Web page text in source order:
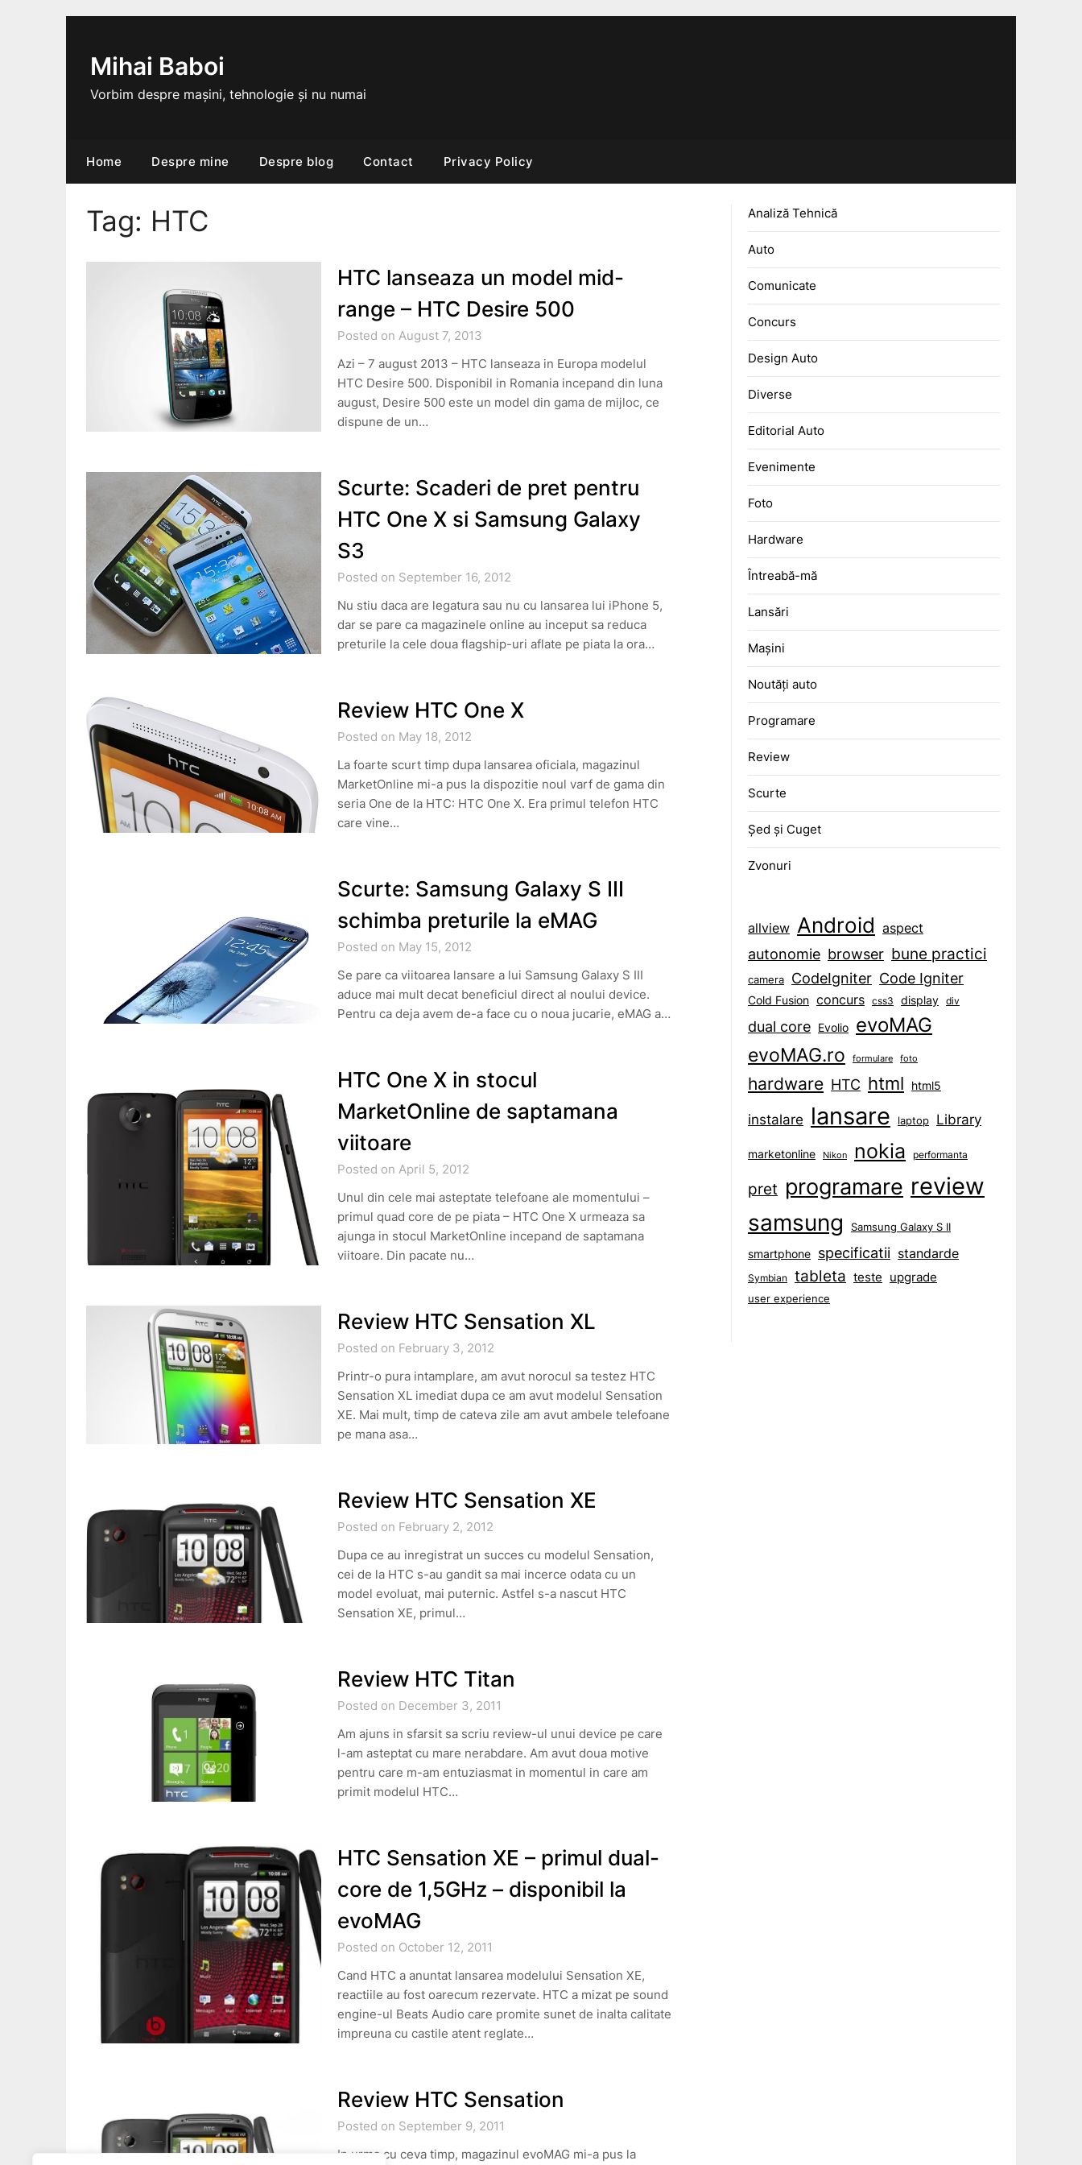
Mihai Baboi
Vorbim despre mașini, tehnologie și nu numai
Home Despre mine Despre blog Contact Privacy Policy
Tag: HTC
HTC lanseaza un model mid-
range – HTC Desire 500
Posted on August 7, 2013
Azi – 7 august 2013 – HTC lanseaza in Europa modelul
HTC Desire 500. Disponibil in Romania incepand din luna
august, Desire 500 este un model din gama de mijloc, ce
dispune de un…
Scurte: Scaderi de pret pentru
HTC One X si Samsung Galaxy
S3
Posted on September 16, 2012
Nu stiu daca are legatura sau nu cu lansarea lui iPhone 5,
dar se pare ca magazinele online au inceput sa reduca
preturile la cele doua flagship-uri aflate pe piata la ora…
Review HTC One X
Posted on May 18, 2012
La foarte scurt timp dupa lansarea oficiala, magazinul
MarketOnline mi-a pus la dispozitie noul varf de gama din
seria One de la HTC: HTC One X. Era primul telefon HTC
care vine…
Scurte: Samsung Galaxy S III
schimba preturile la eMAG
Posted on May 15, 2012
Se pare ca viitoarea lansare a lui Samsung Galaxy S III
aduce mai mult decat beneficiul direct al noului device.
Pentru ca deja avem de-a face cu o noua jucarie, eMAG a…
HTC One X in stocul
MarketOnline de saptamana
viitoare
Posted on April 5, 2012
Unul din cele mai asteptate telefoane ale momentului –
primul quad core de pe piata – HTC One X urmeaza sa
ajunga in stocul MarketOnline incepand de saptamana
viitoare. Din pacate nu…
Review HTC Sensation XL
Posted on February 3, 2012
Printr-o pura intamplare, am avut norocul sa testez HTC
Sensation XL imediat dupa ce am avut modelul Sensation
XE. Mai mult, timp de cateva zile am avut ambele telefoane
pe mana asa…
Review HTC Sensation XE
Posted on February 2, 2012
Dupa ce au inregistrat un succes cu modelul Sensation,
cei de la HTC s-au gandit sa mai incerce odata cu un
model evoluat, mai puternic. Astfel s-a nascut HTC
Sensation XE, primul…
Review HTC Titan
Posted on December 3, 2011
Am ajuns in sfarsit sa scriu review-ul unui device pe care
l-am asteptat cu mare nerabdare. Am avut doua motive
pentru care m-am entuziasmat in momentul in care am
primit modelul HTC…
HTC Sensation XE – primul dual-
core de 1,5GHz – disponibil la
evoMAG
Posted on October 12, 2011
Cand HTC a anuntat lansarea modelului Sensation XE,
reactiile au fost oarecum rezervate. HTC a mizat pe sound
engine-ul Beats Audio care promite sunet de inalta calitate
impreuna cu castile atent reglate…
Review HTC Sensation
Posted on September 9, 2011
In urma cu ceva timp, magazinul evoMAG mi-a pus la
Analiză Tehnică
Auto
Comunicate
Concurs
Design Auto
Diverse
Editorial Auto
Evenimente
Foto
Hardware
Întreabă-mă
Lansări
Mașini
Noutăți auto
Programare
Review
Scurte
Șed și Cuget
Zvonuri
allview Android aspect
autonomie browser bune practici
camera CodeIgniter Code Igniter
Cold Fusion concurs css3 display div
dual core Evolio evoMAG
evoMAG.ro formulare foto
hardware HTC html html5
instalare lansare laptop Library
marketonline Nikon nokia performanta
pret programare review
samsung Samsung Galaxy S II
smartphone specificatii standarde
Symbian tableta teste upgrade
user experience